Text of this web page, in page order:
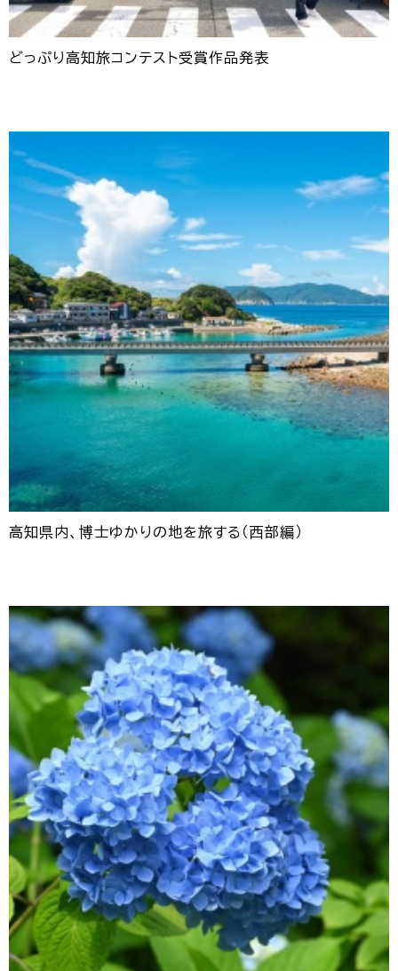
どっぷり高知旅コンテスト受賞作品発表
高知県内、博士ゆかりの地を旅する（西部編）